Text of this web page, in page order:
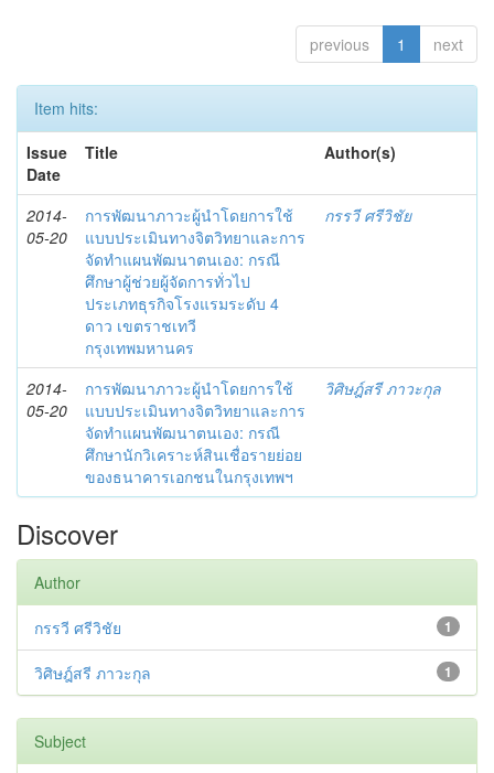
previous 1 next
Item hits:
Issue
Date
Title Author(s)
2014-
05-20
การพัฒนาภาวะผู้นำโดยการใช้
แบบประเมินทางจิตวิทยาและการ
จัดทำแผนพัฒนาตนเอง: กรณี
ศึกษาผู้ช่วยผู้จัดการทั่วไป
ประเภทธุรกิจโรงแรมระดับ 4
ดาว เขตราชเทวี
กรุงเทพมหานคร
กรรวี ศรีวิชัย
2014-
05-20
การพัฒนาภาวะผู้นำโดยการใช้
แบบประเมินทางจิตวิทยาและการ
จัดทำแผนพัฒนาตนเอง: กรณี
ศึกษานักวิเคราะห์สินเชื่อรายย่อย
ของธนาคารเอกชนในกรุงเทพฯ
วิศิษฎ์สรี ภาวะกุล
Discover
Author
1
กรรวี ศรีวิชัย
1
วิศิษฎ์สรี ภาวะกุล
Subject